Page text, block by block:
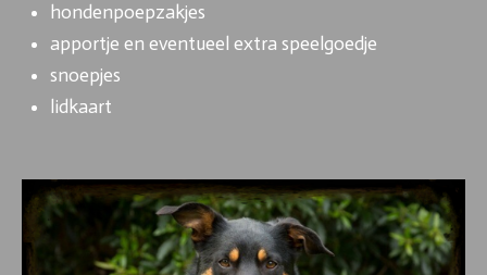
hondenpoepzakjes
apportje en eventueel extra speelgoedje
snoepjes
lidkaart